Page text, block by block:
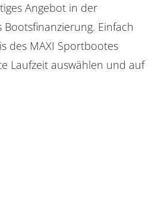
Angebot in der
Einfach
des MAXI Sportbootes
Laufzeit auswählen und auf